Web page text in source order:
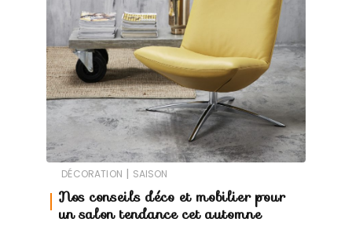
DÉCORATION | SAISON
Nos conseils déco et mobilier pour
un salon tendance cet automne